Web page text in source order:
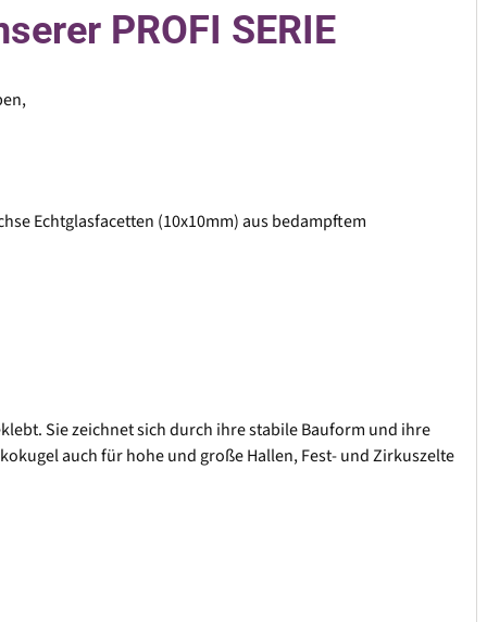
PROFI SERIE
Echtglasfacetten (10x10mm) aus bedampftem
Sie zeichnet sich durch ihre stabile Bauform und ihre
auch für hohe und große Hallen, Fest- und Zirkuszelte